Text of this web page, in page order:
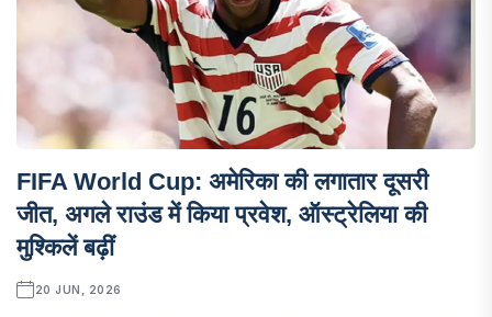
FIFA World Cup: अमेरिका की लगातार दूसरी
जीत, अगले राउंड में किया प्रवेश, ऑस्ट्रेलिया की
मुश्किलें बढ़ीं
20 JUN, 2026